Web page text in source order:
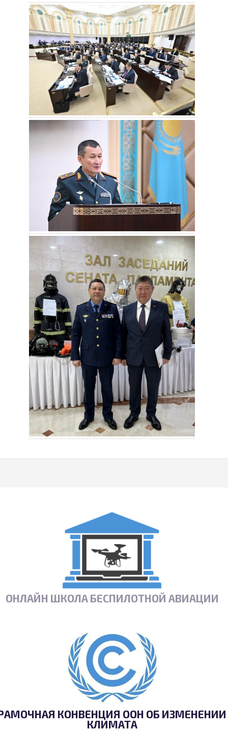
ОНЛАЙН ШКОЛА БЕСПИЛОТНОЙ АВИАЦИИ
КОНВЕНЦИЯ ООН ОБ ИЗМЕНЕНИИ
КЛИМАТА